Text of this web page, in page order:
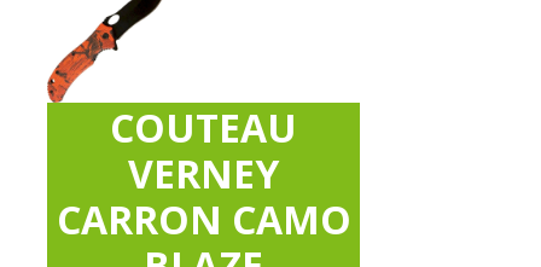
COUTEAU
VERNEY
CARRON CAMO